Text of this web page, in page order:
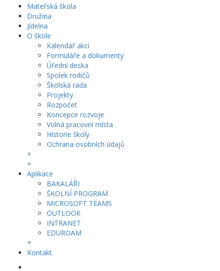
Mateřská škola
Družina
Jídelna
O škole
Kalendář akcí
Formuláře a dokumenty
Úřední deska
Spolek rodičů
Školská rada
Projekty
Rozpočet
Koncepce rozvoje
Volná pracovní místa
Historie školy
Ochrana osobních údajů
+
+
Aplikace
BAKALÁŘI
ŠKOLNÍ PROGRAM
MICROSOFT TEAMS
OUTLOOK
INTRANET
EDUROAM
+
Kontakt